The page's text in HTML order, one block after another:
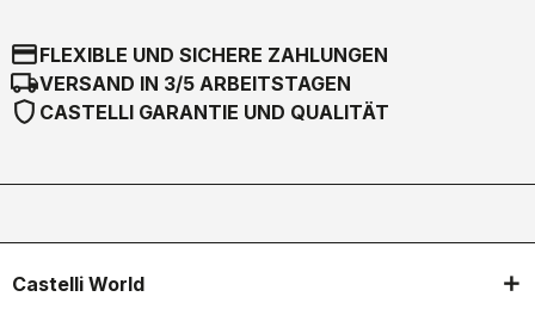
credit_cardFLEXIBLE UND SICHERE ZAHLUNGEN
local_shippingVERSAND IN 3/5 ARBEITSTAGEN
shield CASTELLI GARANTIE UND QUALITÄT
Castelli World